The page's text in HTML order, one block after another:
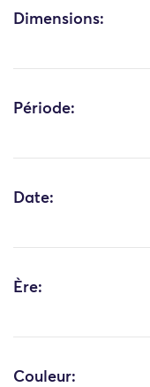
Dimensions:
Période:
Date:
Ère:
Couleur: